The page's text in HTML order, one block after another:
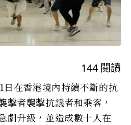
144 閱讀
日在香港境內持續不斷的抗
擊者襲擊抗議者和乘客，
劇升級，並造成數十人在